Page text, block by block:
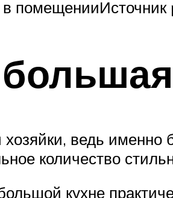
помещенииИсточник
ведь именно
количество
кухне